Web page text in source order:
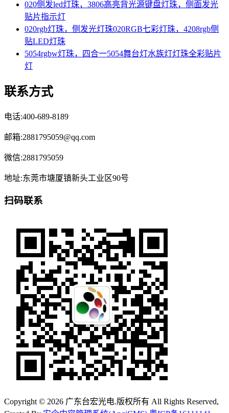
020侧发led灯珠，3806高亮背光源键盘灯珠，侧面发光
贴片指示灯
020rgb灯珠，侧发光灯珠020RGB七彩灯珠，4208rgb侧
贴LED灯珠
5054rgbw灯珠，四合一5054舞台灯水族灯灯珠全彩贴片
灯
联系方式
电话:400-689-8189
邮箱:2881795059@qq.com
微信:2881795059
地址:东莞市塘厦镇新头工业区90号
扫码联系
Copyright © 2026 广东台宏光电.版权所有 All Rights Reserved,